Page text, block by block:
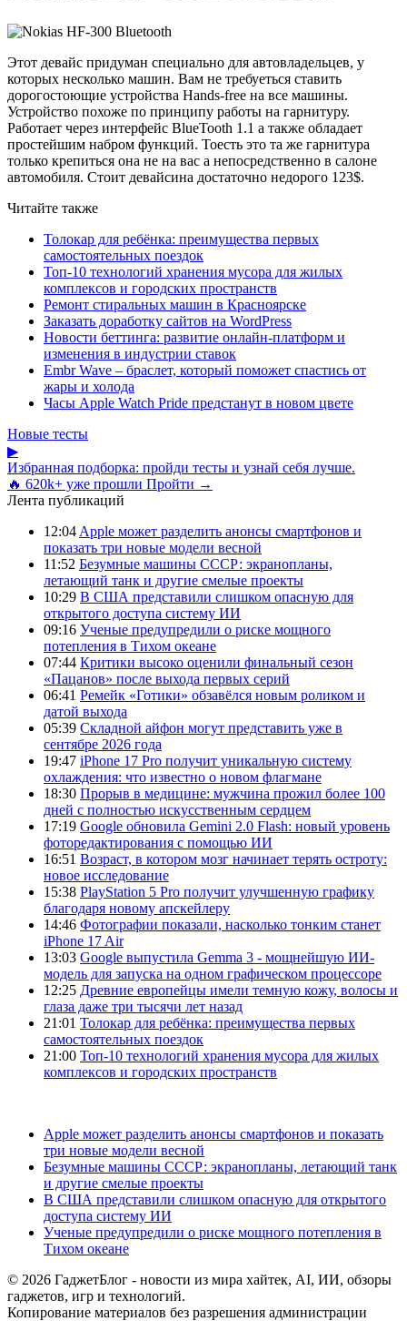
Этот девайс придуман специально для автовладельцев, у
которых несколько машин. Вам не требуеться ставить
дорогостоющие устройства Hands-free на все машины.
Устройство похоже по принципу работы на гарнитуру.
Работает через интерфейс BlueTooth 1.1 а также обладает
простейшим набром функций. Тоесть это та же гарнитура
только крепиться она не на вас а непосредственно в салоне
автомобиля. Стоит девайсина достаточно недорого 123$.
Читайте также
Толокар для ребёнка: преимущества первых
самостоятельных поездок
Топ-10 технологий хранения мусора для жилых
комплексов и городских пространств
Ремонт стиральных машин в Красноярске
Заказать доработку сайтов на WordPress
Новости беттинга: развитие онлайн-платформ и
изменения в индустрии ставок
Embr Wave – браслет, который поможет спастись от
жары и холода
Часы Apple Watch Pride предстанут в новом цвете
Новые тесты
▶
Избранная подборка: пройди тесты и узнай себя лучше.
🔥 620k+ уже прошли Пройти →
Лента публикаций
12:04 Apple может разделить анонсы смартфонов и
показать три новые модели весной
11:52 Безумные машины СССР: экранопланы,
летающий танк и другие смелые проекты
10:29 В США представили слишком опасную для
открытого доступа систему ИИ
09:16 Ученые предупредили о риске мощного
потепления в Тихом океане
07:44 Критики высоко оценили финальный сезон
«Пацанов» после выхода первых серий
06:41 Ремейк «Готики» обзавёлся новым роликом и
датой выхода
05:39 Складной айфон могут представить уже в
сентябре 2026 года
19:47 iPhone 17 Pro получит уникальную систему
охлаждения: что известно о новом флагмане
18:30 Прорыв в медицине: мужчина прожил более 100
дней с полностью искусственным сердцем
17:19 Google обновила Gemini 2.0 Flash: новый уровень
фоторедактирования с помощью ИИ
16:51 Возраст, в котором мозг начинает терять остроту:
новое исследование
15:38 PlayStation 5 Pro получит улучшенную графику
благодаря новому апскейлеру
14:46 Фотографии показали, насколько тонким станет
iPhone 17 Air
13:03 Google выпустила Gemma 3 - мощнейшую ИИ-
модель для запуска на одном графическом процессоре
12:25 Древние европейцы имели темную кожу, волосы и
глаза даже три тысячи лет назад
21:01 Толокар для ребёнка: преимущества первых
самостоятельных поездок
21:00 Топ-10 технологий хранения мусора для жилых
комплексов и городских пространств
Apple может разделить анонсы смартфонов и показать
три новые модели весной
Безумные машины СССР: экранопланы, летающий танк
и другие смелые проекты
В США представили слишком опасную для открытого
доступа систему ИИ
Ученые предупредили о риске мощного потепления в
Тихом океане
© 2026 ГаджетБлог - новости из мира хайтек, AI, ИИ, обзоры
гаджетов, игр и технологий.
Копирование материалов без разрешения администрации